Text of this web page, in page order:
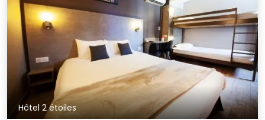
Hôtel 2 étoiles